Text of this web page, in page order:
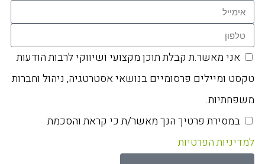
אני מאשר.ת קבלת תוכן מקצועי ושיווקי לרבות הודעות
טקסט ומיילים פרסומיים בנושאי אסטרטגיה, ניהול וחברות
משפחתיות.
במסירת פרטיך הנך מאשר/ת כי קראת והסכמת
למדיניות הפרטיות